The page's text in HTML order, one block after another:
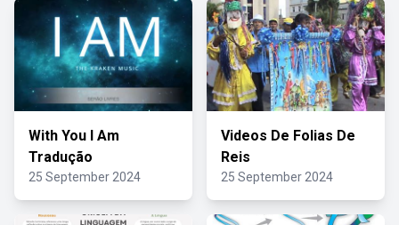
With You I Am
Tradução
25 September 2024
Videos De Folias De
Reis
25 September 2024